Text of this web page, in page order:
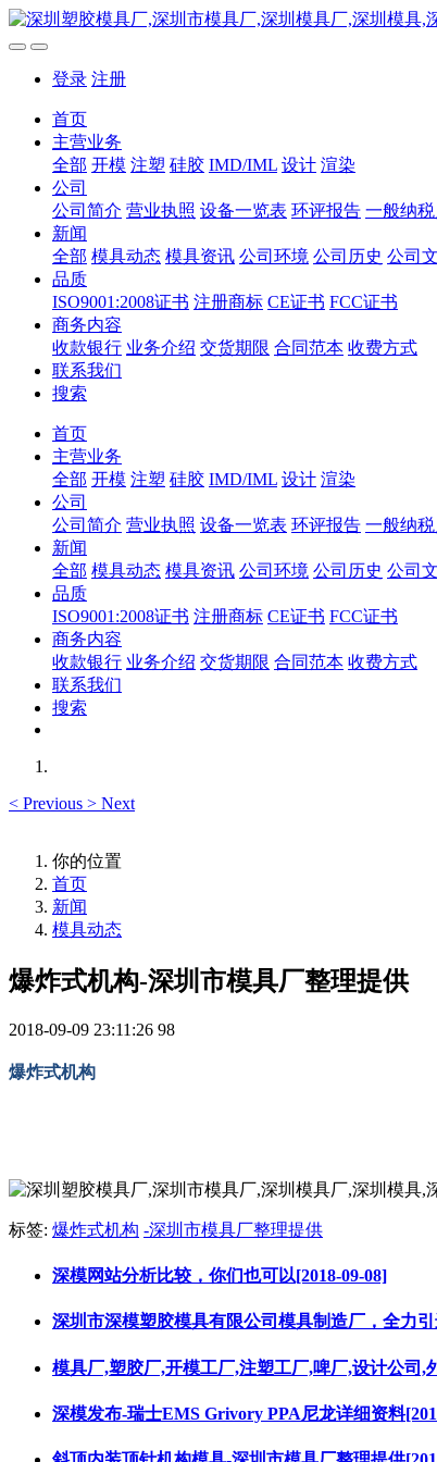
登录 注册
首页
主营业务
全部 开模 注塑 硅胶 IMD/IML 设计 渲染
公司
公司简介 营业执照 设备一览表 环评报告 一般纳
新闻
全部 模具动态 模具资讯 公司环境 公司历史 公司
品质
ISO9001:2008证书 注册商标 CE证书 FCC证书
商务内容
收款银行 业务介绍 交货期限 合同范本 收费方式
联系我们
搜索
首页
主营业务
全部 开模 注塑 硅胶 IMD/IML 设计 渲染
公司
公司简介 营业执照 设备一览表 环评报告 一般纳
新闻
全部 模具动态 模具资讯 公司环境 公司历史 公司
品质
ISO9001:2008证书 注册商标 CE证书 FCC证书
商务内容
收款银行 业务介绍 交货期限 合同范本 收费方式
联系我们
搜索
< Previous > Next
你的位置
首页
新闻
模具动态
爆炸式机构-深圳市模具厂整理提供
2018-09-09 23:11:26 98
爆炸式机构
标签: 爆炸式机构 -深圳市模具厂整理提供
深模网站分析比较，你们也可以[2018-09-08]
深圳市深模塑胶模具有限公司模具制造厂，全力
模具厂,塑胶厂,开模工厂,注塑工厂,啤厂,设计公司,
深模发布-瑞士EMS Grivory PPA尼龙详细资料